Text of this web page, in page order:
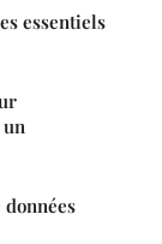
essentiels